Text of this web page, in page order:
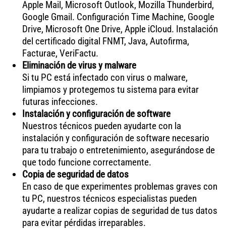
Apple Mail, Microsoft Outlook, Mozilla Thunderbird,
Google Gmail. Configuración Time Machine, Google
Drive, Microsoft One Drive, Apple iCloud. Instalación
del certificado digital FNMT, Java, Autofirma,
Facturae, VeriFactu.
Eliminación de virus y malware
Si tu PC está infectado con virus o malware,
limpiamos y protegemos tu sistema para evitar
futuras infecciones.
Instalación y configuración de software
Nuestros técnicos pueden ayudarte con la
instalación y configuración de software necesario
para tu trabajo o entretenimiento, asegurándose de
que todo funcione correctamente.
Copia de seguridad de datos
En caso de que experimentes problemas graves con
tu PC, nuestros técnicos especialistas pueden
ayudarte a realizar copias de seguridad de tus datos
para evitar pérdidas irreparables.